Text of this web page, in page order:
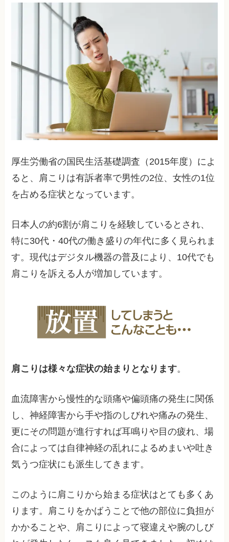
厚生労働省の国民生活基礎調査（2015年度）によ
ると、肩こりは有訴者率で男性の2位、女性の1位
を占める症状となっています。
日本人の約6割が肩こりを経験しているとされ、
特に30代・40代の働き盛りの年代に多く見られま
す。現代はデジタル機器の普及により、10代でも
肩こりを訴える人が増加しています。
肩こりは様々な症状の始まりとなります。
血流障害から慢性的な頭痛や偏頭痛の発生に関係
し、神経障害から手や指のしびれや痛みの発生、
更にその問題が進行すれば耳鳴りや目の疲れ、場
合によっては自律神経の乱れによるめまいや吐き
気うつ症状にも派生してきます。
このように肩こりから始まる症状はとても多くあ
ります。肩こりをかばうことで他の部位に負担が
かかることや、肩こりによって寝違えや腕のしび